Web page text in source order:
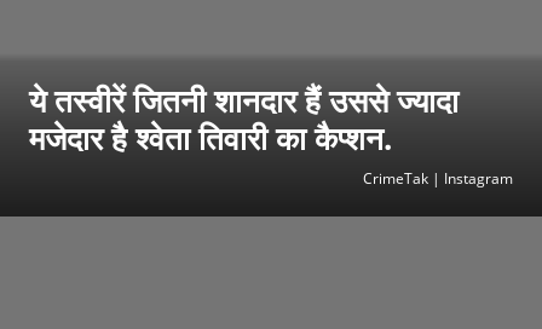
ये तस्वीरें जितनी शानदार हैं उससे ज्यादा
मजेदार है श्वेता तिवारी का कैप्शन.
CrimeTak | Instagram